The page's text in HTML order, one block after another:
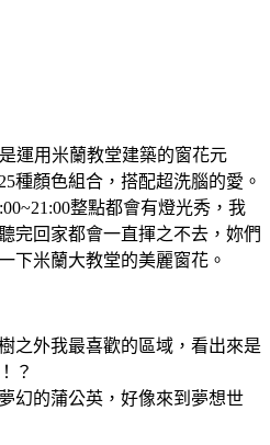
運用米蘭教堂建築的窗花元
種顏色組合，搭配超洗腦的愛。
整點都會有燈光秀，我
完回家都會一直揮之不去，妳們
下米蘭大教堂的美麗窗花。
之外我最喜歡的區域，看出來是
？
幻的蒲公英，好像來到夢想世